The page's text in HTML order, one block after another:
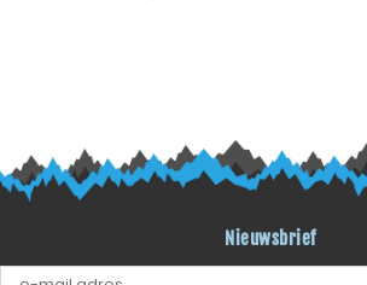
Nieuwsbrief